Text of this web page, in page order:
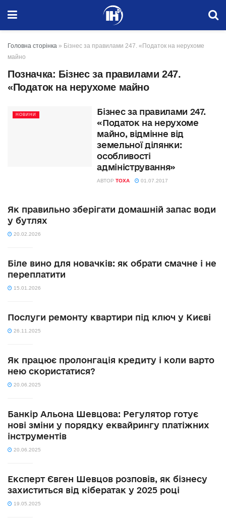
Головна сторінка » Бізнес за правилами 247. «Податок на нерухоме
майно
Позначка: Бізнес за правилами 247.
«Податок на нерухоме майно
НОВИНИ
Бізнес за правилами 247.
«Податок на нерухоме
майно, відмінне від
земельної ділянки:
особливості
адміністрування»
АВТОР TOXA 01.07.2017
Як правильно зберігати домашній запас води
у бутлях
20.02.2026
Біле вино для новачків: як обрати смачне і не
переплатити
15.01.2026
Послуги ремонту квартири під ключ у Києві
26.11.2025
Як працює пролонгація кредиту і коли варто
нею скористатися?
20.06.2025
Банкір Альона Шевцова: Регулятор готує
нові зміни у порядку еквайрингу платіжних
інструментів
20.06.2025
Експерт Євген Шевцов розповів, як бізнесу
захиститься від кібератак у 2025 році
19.05.2025